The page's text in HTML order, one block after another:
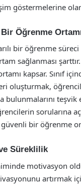
göstermelerine
Öğrenme
bir öğrenme
sağlanması
kapsar. Sınıf
oluşturmak,
bulunmalarını teşvik
sorularına
bir öğrenme
Süreklilik
motivasyon
artırmak